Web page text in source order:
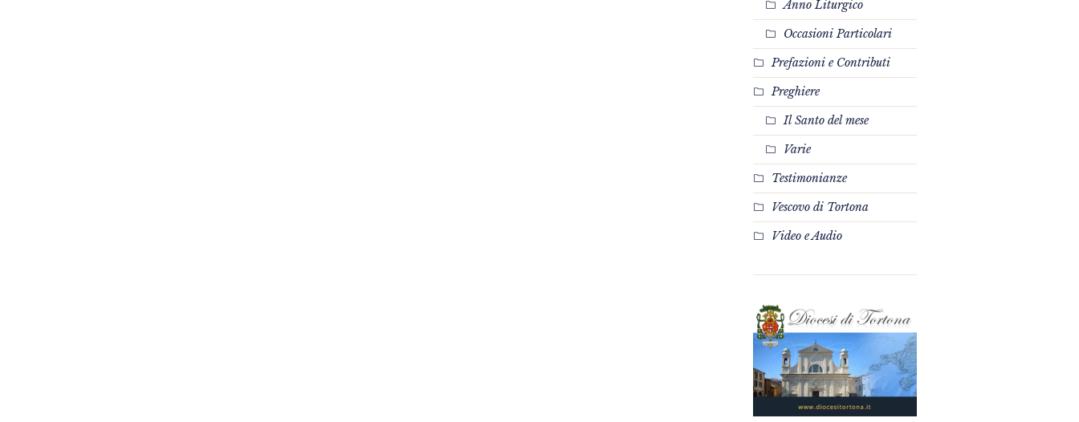
Anno Liturgico
Occasioni Particolari
Prefazioni e Contributi
Preghiere
Il Santo del mese
Varie
Testimonianze
Vescovo di Tortona
Video e Audio